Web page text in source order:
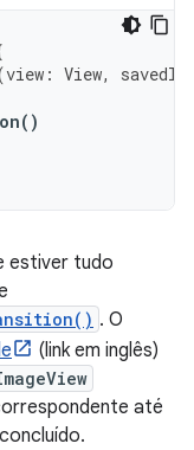
view : View,
()
estiver tudo
. O
(link em inglês)
até